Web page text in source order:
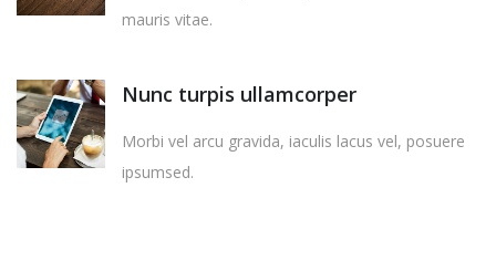
mauris vitae.
Nunc turpis ullamcorper
Morbi vel arcu gravida, iaculis lacus vel, posuere
ipsumsed.